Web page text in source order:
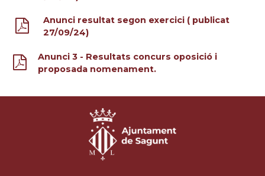
Anunci resultat segon exercici ( publicat
27/09/24)
Anunci 3 - Resultats concurs oposició i
proposada nomenament.